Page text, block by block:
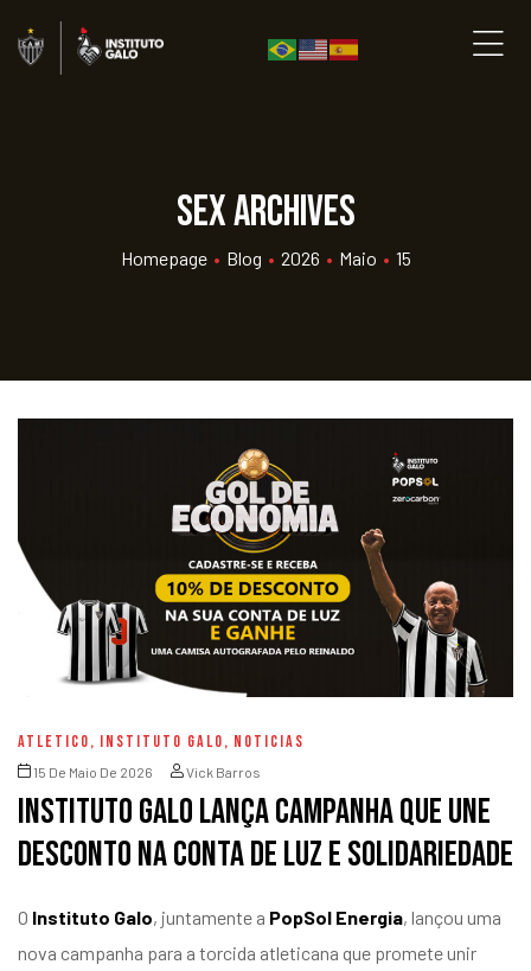
sex Archives
Homepage • Blog • 2026 • Maio • 15
ATLETICO, INSTITUTO GALO, NOTICIAS
15 De Maio De 2026 Vick Barros
Instituto Galo lança campanha que une
desconto na conta de luz e solidariedade
O Instituto Galo, juntamente a PopSol Energia, lançou uma
nova campanha para a torcida atleticana que promete unir